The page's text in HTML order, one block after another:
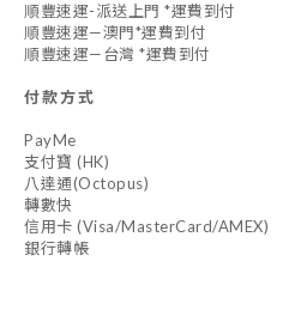
順豐速運-派送上門 *運費到付
順豐速運—澳門*運費到付
順豐速運—台灣 *運費到付
付款方式
PayMe
支付寶 (HK)
八達通(Octopus)
轉數快
信用卡 (Visa/MasterCard/AMEX)
銀行轉帳